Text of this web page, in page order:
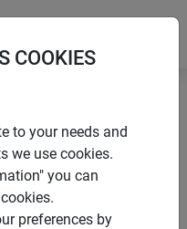
renforcés
COOKIES
to your needs and
we use cookies.
you can
preferences by